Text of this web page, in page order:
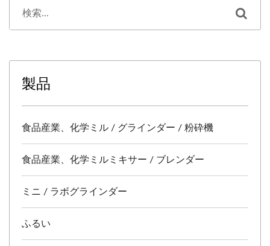
製品
食品産業、化学ミル / グラインダー / 粉砕機
食品産業、化学ミルミキサー / ブレンダー
ミニ / ラボグラインダー
ふるい